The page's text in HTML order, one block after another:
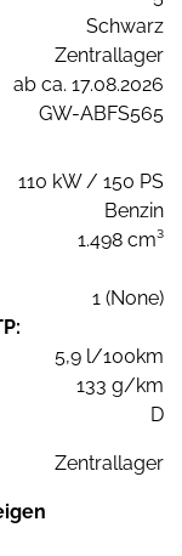
Schwarz
Zentrallager
ab ca. 17.08.2026
GW-ABFS565
110 kW / 150 PS
Benzin
1.498 cm³
1 (None)
5,9 l/100km
133 g/km
D
Zentrallager